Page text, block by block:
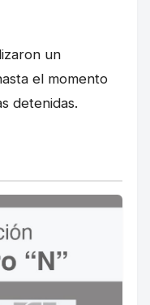
un
el momento
detenidas.